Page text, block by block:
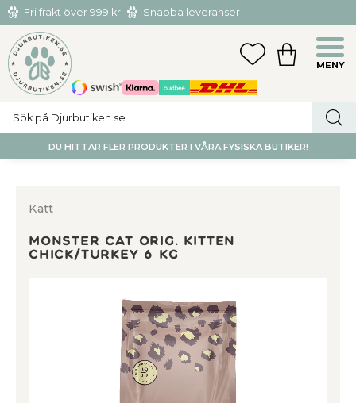
Meny
Fri frakt över 999 kr
Snabba leveranser
Hämta och returnera i butiken i Tumba eller Huddinge C
FAVORITER
KUNDVAGN
DU HITTAR FLER PRODUKTER I VÅRA FYSISKA BUTIKER!
Katt
Monster Cat Orig. Kitten
Chick/Turkey 6 kg